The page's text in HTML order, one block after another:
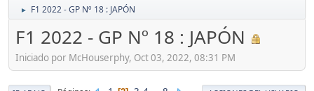
► F1 2022 - GP Nº 18 : JAPÓN
F1 2022 - GP Nº 18 : JAPÓN
Iniciado por McHouserphy, Oct 03, 2022, 08:31 PM